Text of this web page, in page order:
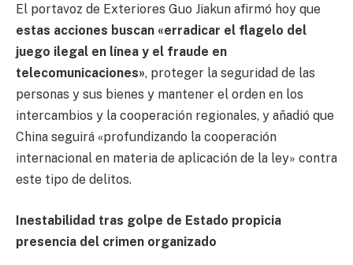
El portavoz de Exteriores Guo Jiakun afirmó hoy que
estas acciones buscan «erradicar el flagelo del
juego ilegal en línea y el fraude en
telecomunicaciones», proteger la seguridad de las
personas y sus bienes y mantener el orden en los
intercambios y la cooperación regionales, y añadió que
China seguirá «profundizando la cooperación
internacional en materia de aplicación de la ley» contra
este tipo de delitos.
Inestabilidad tras golpe de Estado propicia
presencia del crimen organizado